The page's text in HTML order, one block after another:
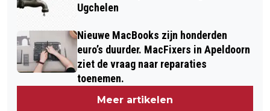
Ugchelen
Nieuwe MacBooks zijn honderden
euro’s duurder. MacFixers in Apeldoorn
ziet de vraag naar reparaties
toenemen.
Meer artikelen